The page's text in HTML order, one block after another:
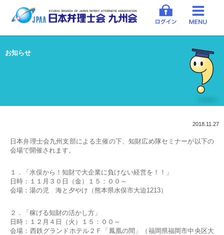
お知らせ
2018.11.27
日本弁理士会九州支部による主催の下、知財広め隊セミナーが以下の
会場で開催されます。
１．「水俣から！知財で大企業に負けない経営を！！」
日時：１１月３０日（金）１５：００～
会場：湯の児 海と夕やけ（熊本県水俣市大迫1213）
２．「稼げる知財の活かし方」
日時：１２月４日（火）１５：００～
会場：西鉄グランドホテル２Ｆ「鳳凰の間」（福岡県福岡市中央区大